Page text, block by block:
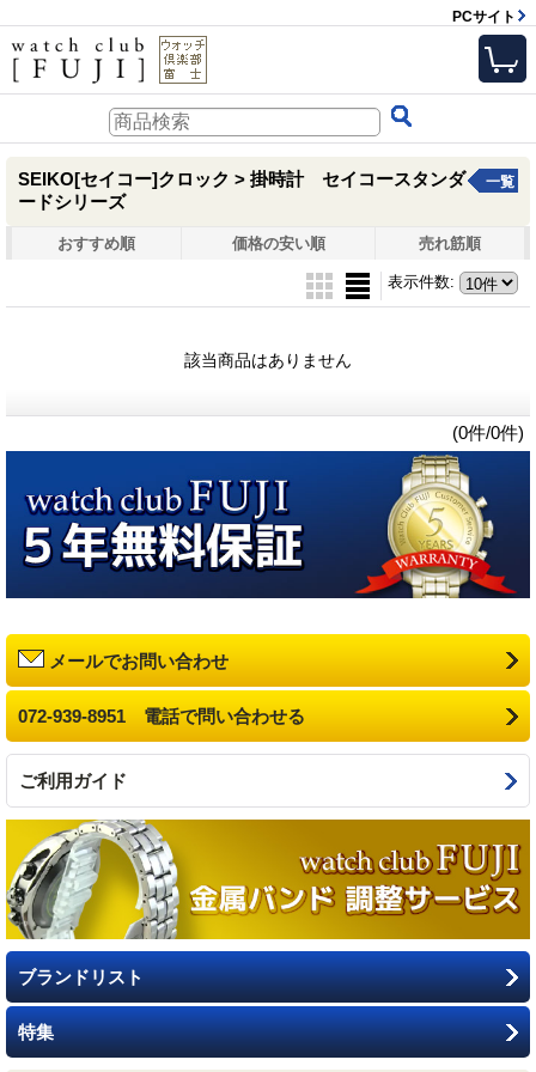
PCサイト
SEIKO[セイコー]クロック > 掛時計 セイコースタンダ
ードシリーズ
一覧
おすすめ順 価格の安い順 売れ筋順
表示件数:
該当商品はありません
(0件/0件)
メールでお問い合わせ
072-939-8951 電話で問い合わせる
ご利用ガイド
ブランドリスト
特集